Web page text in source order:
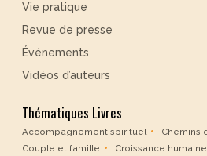
Vie pratique
Revue de presse
Événements
Vidéos d’auteurs
Thématiques Livres
Accompagnement spirituel
Chemins
Couple et famille
Croissance humaine